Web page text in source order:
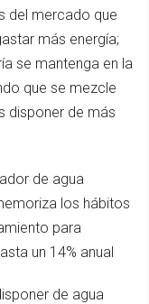
del mercado que
más energía;
se mantenga en la
que se mezcle
disponer de más
de agua
los hábitos
para
un 14% anual
de agua